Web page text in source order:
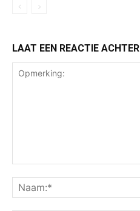
LAAT EEN REACTIE ACHTER